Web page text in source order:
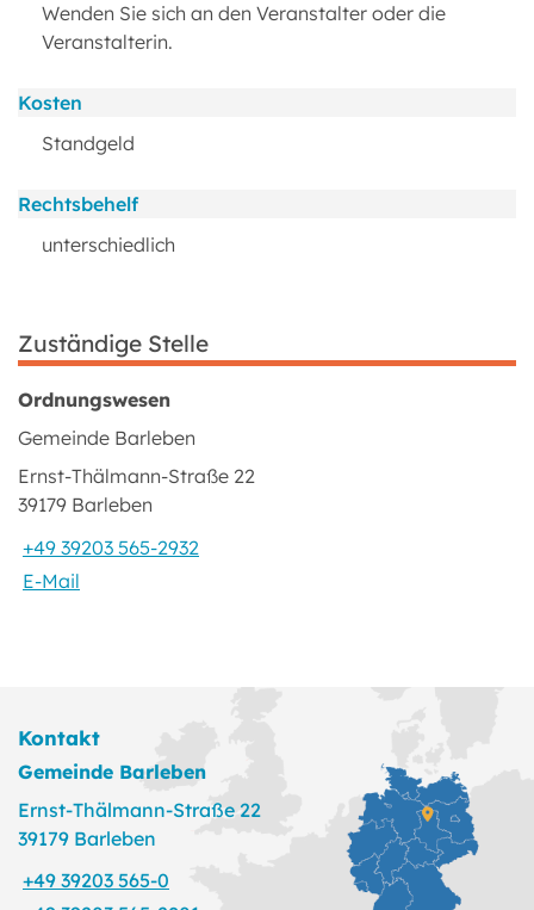
Wenden Sie sich an den Veranstalter oder die
Veranstalterin.
Kosten
Standgeld
Rechtsbehelf
unterschiedlich
Zuständige Stelle
Ordnungswesen
Gemeinde Barleben
Ernst-Thälmann-Straße 22
39179 Barleben
+49 39203 565-2932
E-Mail
Kontakt
Gemeinde Barleben
Ernst-Thälmann-Straße 22
39179 Barleben
+49 39203 565-0